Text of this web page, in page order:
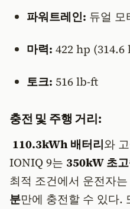
파워트레인: 듀얼 모
마력: 422 hp (314.6
토크: 516 lb-ft
충전 및 주행 거리:
110.3kWh 배터리와
IONIQ 9는 350kW 초
최적 조건에서 운전자는
분만에 충전할 수 있다.